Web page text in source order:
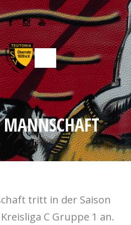
tritt in der Saison
C Gruppe 1 an.